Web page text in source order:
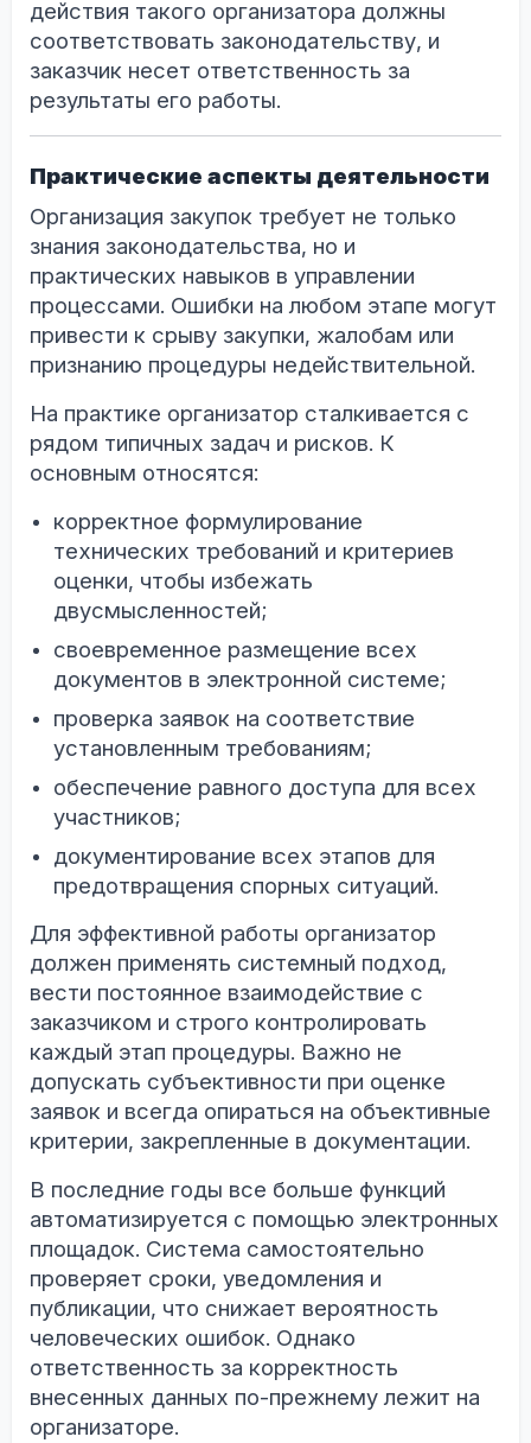
действия такого организатора должны
соответствовать законодательству, и
заказчик несет ответственность за
результаты его работы.
Практические аспекты деятельности
Организация закупок требует не только
знания законодательства, но и
практических навыков в управлении
процессами. Ошибки на любом этапе могут
привести к срыву закупки, жалобам или
признанию процедуры недействительной.
На практике организатор сталкивается с
рядом типичных задач и рисков. К
основным относятся:
корректное формулирование
технических требований и критериев
оценки, чтобы избежать
двусмысленностей;
своевременное размещение всех
документов в электронной системе;
проверка заявок на соответствие
установленным требованиям;
обеспечение равного доступа для всех
участников;
документирование всех этапов для
предотвращения спорных ситуаций.
Для эффективной работы организатор
должен применять системный подход,
вести постоянное взаимодействие с
заказчиком и строго контролировать
каждый этап процедуры. Важно не
допускать субъективности при оценке
заявок и всегда опираться на объективные
критерии, закрепленные в документации.
В последние годы все больше функций
автоматизируется с помощью электронных
площадок. Система самостоятельно
проверяет сроки, уведомления и
публикации, что снижает вероятность
человеческих ошибок. Однако
ответственность за корректность
внесенных данных по-прежнему лежит на
организаторе.